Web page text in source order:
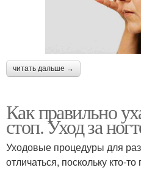
читать дальше →
Как правильно
стоп. Уход за
Уходовые процедуры для
отличаться, поскольку кто-